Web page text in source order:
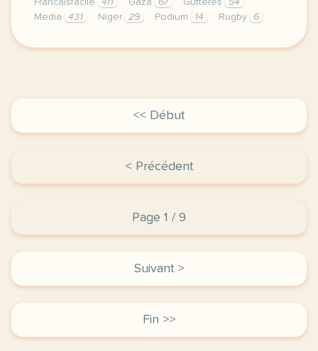
Francaisfacile
411 Gaza 67 Gutteres
54
Media
431 Niger 29 Podium 14 Rugby 6
exercice a2 elena zdrokova etoile filante du
<< Début
< Précédent
Page 1 / 9
Suivant >
Fin >>